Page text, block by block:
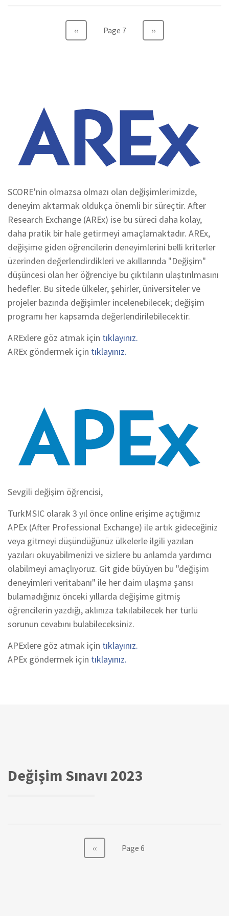
SayfalamaÖnceki
‹‹ Page 7
Sonraki
››
SCORE'nin olmazsa olmazı olan değişimlerimizde,
deneyim aktarmak oldukça önemli bir süreçtir. After
Research Exchange (AREx) ise bu süreci daha kolay,
daha pratik bir hale getirmeyi amaçlamaktadır. AREx,
değişime giden öğrencilerin deneyimlerini belli kriterler
üzerinden değerlendirdikleri ve akıllarında "Değişim"
düşüncesi olan her öğrenciye bu çıktıların ulaştırılmasını
hedefler. Bu sitede ülkeler, şehirler, üniversiteler ve
projeler bazında değişimler incelenebilecek; değişim
programı her kapsamda değerlendirilebilecektir.
ARExlere göz atmak için tıklayınız.
AREx göndermek için tıklayınız.
Sevgili değişim öğrencisi,
TurkMSIC olarak 3 yıl önce online erişime açtığımız
APEx (After Professional Exchange) ile artık gideceğiniz
veya gitmeyi düşündüğünüz ülkelerle ilgili yazılan
yazıları okuyabilmenizi ve sizlere bu anlamda yardımcı
olabilmeyi amaçlıyoruz. Git gide büyüyen bu "değişim
deneyimleri veritabanı" ile her daim ulaşma şansı
bulamadığınız önceki yıllarda değişime gitmiş
öğrencilerin yazdığı, aklınıza takılabilecek her türlü
sorunun cevabını bulabileceksiniz.
APExlere göz atmak için tıklayınız.
APEx göndermek için tıklayınız.
Değişim Sınavı 2023
Önceki
‹‹ Page 6